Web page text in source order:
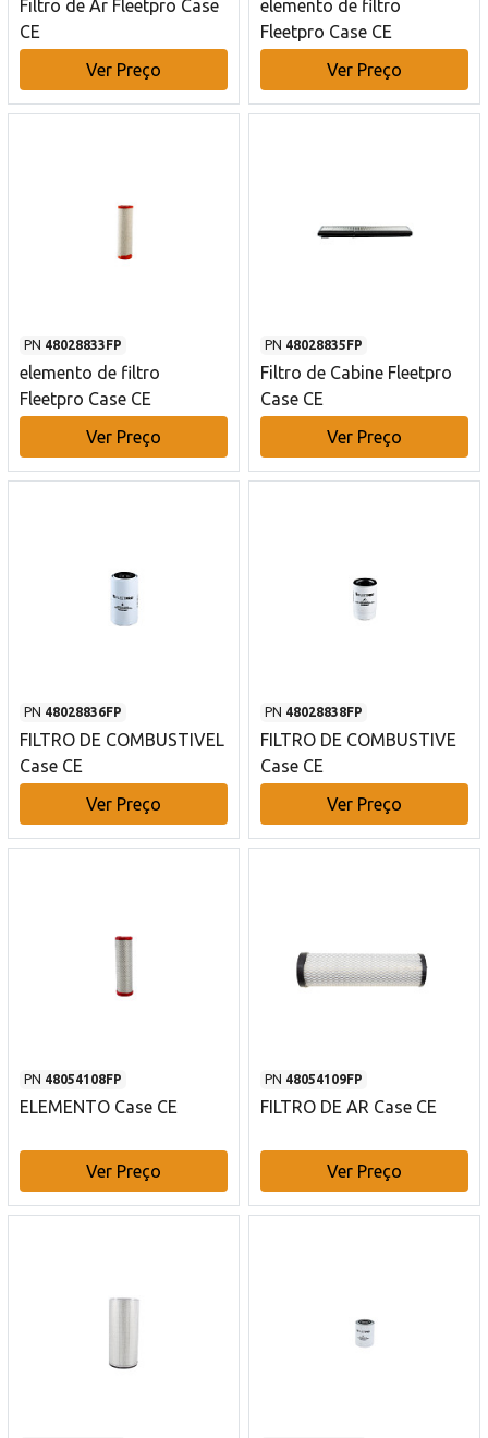
Filtro de Ar Fleetpro Case
CE
Ver Preço
elemento de filtro
Fleetpro Case CE
Ver Preço
PN 48028833FP
elemento de filtro
Fleetpro Case CE
Ver Preço
PN 48028835FP
Filtro de Cabine Fleetpro
Case CE
Ver Preço
PN 48028836FP
FILTRO DE COMBUSTIVEL
Case CE
Ver Preço
PN 48028838FP
FILTRO DE COMBUSTIVE
Case CE
Ver Preço
PN 48054108FP
ELEMENTO Case CE
Ver Preço
PN 48054109FP
FILTRO DE AR Case CE
Ver Preço